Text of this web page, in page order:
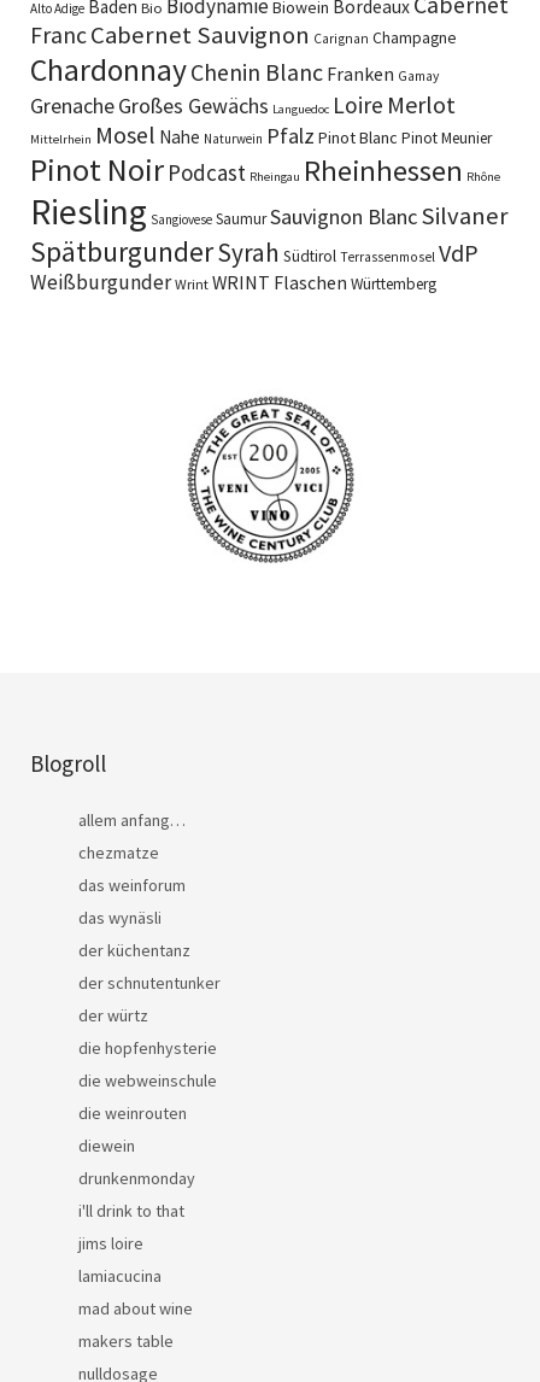
Alto Adige Baden Bio BiodynamieBiowein Bordeaux
FrancCabernet Sauvignon Carignan Champagne
ChardonnayChenin Blanc Franken Gamay
GrenacheGroßes Gewächs Languedoc Loire Merlot
Mittelrhein Mosel Nahe Naturwein Pfalz Pinot Blanc Pinot Meunier
Pinot Noir Podcast Rheingau Rheinhessen Rhône
Riesling Sangiovese SaumurSauvignon BlancSilvaner
SpätburgunderSyrah Südtirol Terrassenmosel VdP
Weißburgunder Wrint WRINT Flaschen Württemberg
Blogroll
allem anfang…
chezmatze
das weinforum
das wynäsli
der küchentanz
der schnutentunker
der würtz
die hopfenhysterie
die webweinschule
die weinrouten
diewein
drunkenmonday
i'll drink to that
jims loire
lamiacucina
mad about wine
makers table
nulldosage